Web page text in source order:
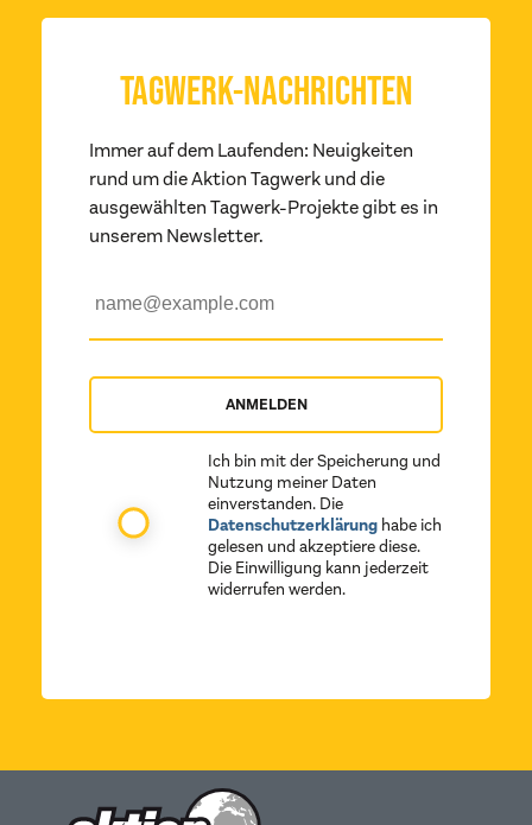
TAGWERK-NACHRICHTEN
Immer auf dem Laufenden: Neuigkeiten
rund um die Aktion Tagwerk und die
ausgewählten Tagwerk-Projekte gibt es in
unserem Newsletter.
ANMELDEN
Ich bin mit der Speicherung und
Nutzung meiner Daten
einverstanden. Die
Datenschutzerklärung habe ich
gelesen und akzeptiere diese.
Die Einwilligung kann jederzeit
widerrufen werden.